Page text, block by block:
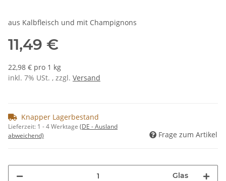
aus Kalbfleisch und mit Champignons
11,49 €
22,98 € pro 1 kg
inkl. 7% USt. , zzgl. Versand
Knapper Lagerbestand
Lieferzeit: 1 - 4 Werktage (DE - Ausland
abweichend)
Frage zum Artikel
Glas